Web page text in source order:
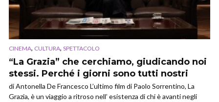
CINEMA, CULTURA, SPETTACOLO
“La Grazia” che cerchiamo, giudicando noi
stessi. Perché i giorni sono tutti nostri
di Antonella De Francesco L’ultimo film di Paolo Sorrentino, La
Grazia, è un viaggio a ritroso nell’ esistenza di chi è avanti negli